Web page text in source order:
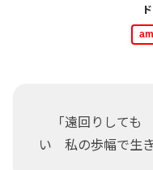
「遠回りしても
い 私の歩幅で生